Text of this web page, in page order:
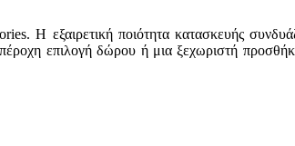
Η εξαιρετική ποιότητα κατασκευής
επιλογή δώρου ή μια ξεχωριστή